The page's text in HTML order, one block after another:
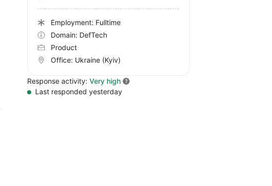
Employment: Fulltime
Domain: DefTech
Product
Office: Ukraine (Kyiv)
Response activity:Very high
Last responded yesterday